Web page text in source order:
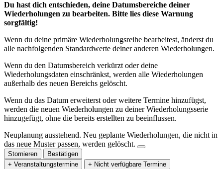
Du hast dich entschieden, deine Datumsbereiche deiner
Wiederholungen zu bearbeiten. Bitte lies diese Warnung
sorgfältig!
Wenn du deine primäre Wiederholungsreihe bearbeitest, änderst du
alle nachfolgenden Standardwerte deiner anderen Wiederholungen.
Wenn du den Datumsbereich verkürzt oder deine
Wiederholungsdaten einschränkst, werden alle Wiederholungen
außerhalb des neuen Bereichs gelöscht.
Wenn du das Datum erweiterst oder weitere Termine hinzufügst,
werden die neuen Wiederholungen zu deiner Wiederholungsserie
hinzugefügt, ohne die bereits erstellten zu beeinflussen.
Neuplanung ausstehend. Neu geplante Wiederholungen, die nicht in
das neue Muster passen, werden gelöscht.
Stornieren
Bestätigen
+ Veranstaltungstermine
+ Nicht verfügbare Termine